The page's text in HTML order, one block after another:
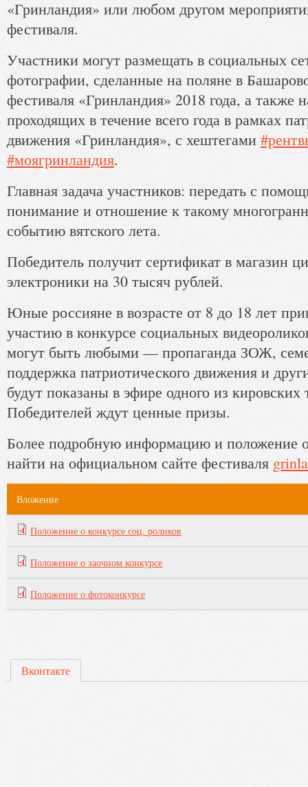
«Гринландия» или любом другом
фестиваля.
Участники могут размещать в социальных
фотографии, сделанные на поляне в
фестиваля «Гринландия» 2018 года, а также
проходящих в течение всего года в рамках
движения «Гринландия», с хештегами
#моягринландия.
Главная задача участников: передать с
понимание и отношение к такому
событию вятского лета.
Победитель получит сертификат в магазин
электроники на 30 тысяч рублей.
Юные россияне в возрасте от 8 до 18 лет
участию в конкурсе социальных
могут быть любыми — пропаганда ЗОЖ,
поддержка патриотического движения и
будут показаны в эфире одного из кировских
Победителей ждут ценные призы.
Более подробную информацию и положение
найти на официальном сайте фестиваля
Вложение
Положение о конкурсе соц. роликов
Положение о заочном конкурсе
Положение о фотоконкурсе
Вконтакте